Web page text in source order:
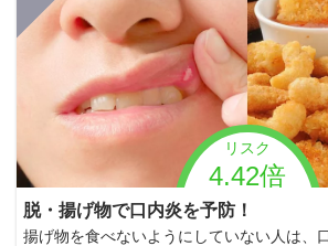
リスク
4.42倍
脱・揚げ物で口内炎を予防！
揚げ物を食べないようにしていない人は、